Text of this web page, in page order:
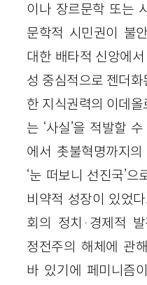
이나 장르문학 또는
문학적 시민권이 불
대한 배타적 신앙에
성 중심적으로 젠더
한 지식권력의 이데
는 ‘사실’을 적발할
에서 촛불혁명까지
‘눈 떠보니 선진국’
비약적 성장이 있었
회의 정치·경제적
정전주의 해체에 관
바 있기에 페미니즘